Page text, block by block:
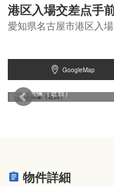
港区入場交差点手
愛知県名古屋市港区入
GoogleMap
設置画像（近目）
物件詳細